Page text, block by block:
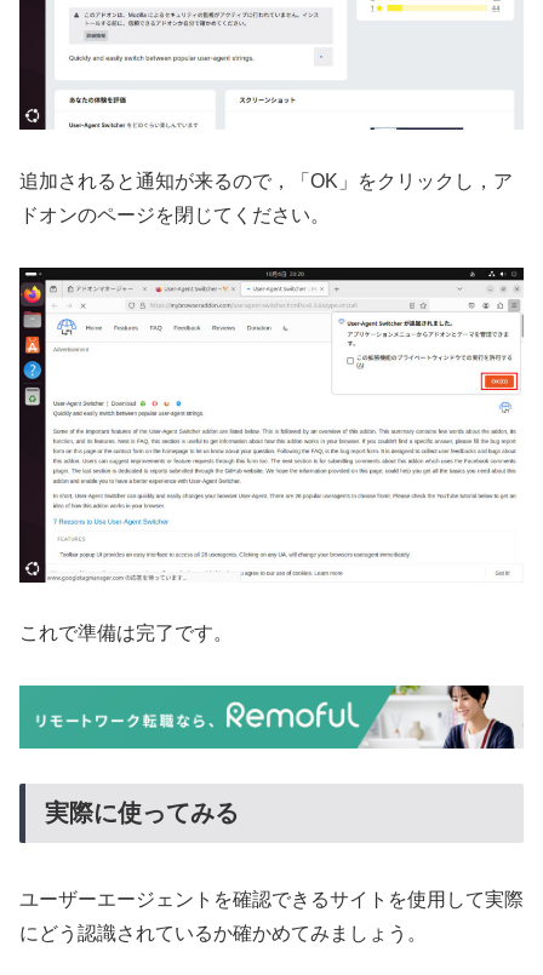
追加されると通知が来るので，「OK」をクリックし，ア
ドオンのページを閉じてください。
これで準備は完了です。
実際に使ってみる
ユーザーエージェントを確認できるサイトを使用して実際
にどう認識されているか確かめてみましょう。